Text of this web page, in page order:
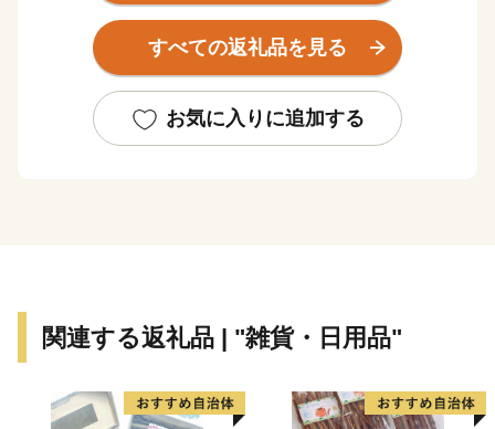
明太子など本市ならではの返礼品に加え、黒毛和牛・ウ
ナギ・カニなど全国的に人気の返礼品も豊富に揃えてい
ふるさと納税を通じて、ぜひ北九州市の魅力をご体感く
ださい！
すべての返礼品を見る
お気に入りに追加する
関連する返礼品 | "雑貨・日用品"